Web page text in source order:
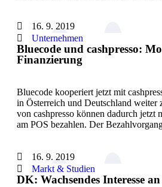
16. 9. 2019
Unternehmen
Bluecode und cashpresso:
Finanzierung
Bluecode kooperiert jetzt mit
in Österreich und Deutschland weiter
von cashpresso können dadurch jetzt
am POS bezahlen. Der
16. 9. 2019
Markt & Studien
DK: Wachsendes Interesse